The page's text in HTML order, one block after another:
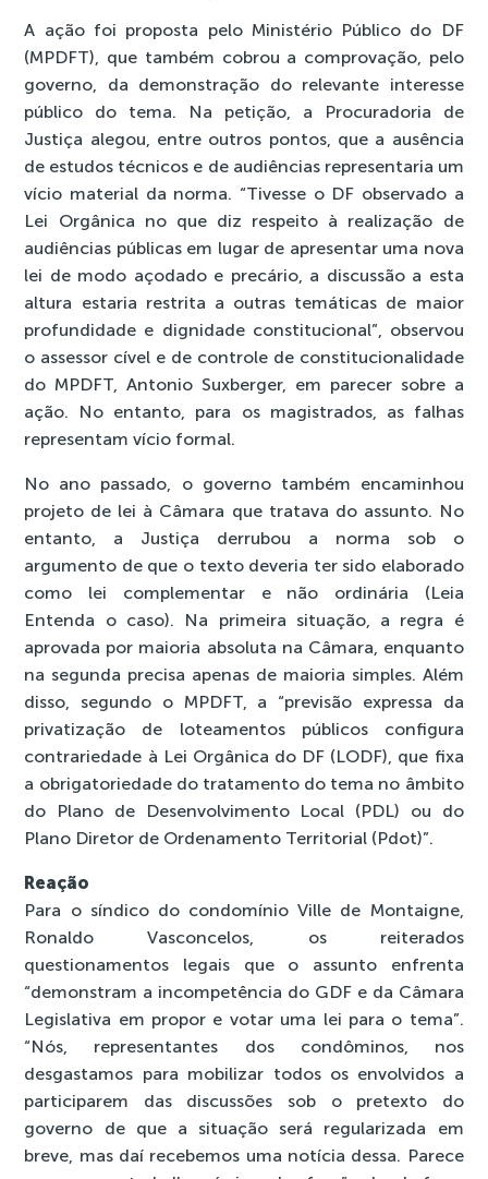
A ação foi proposta pelo Ministério Público do DF
(MPDFT), que também cobrou a comprovação, pelo
governo, da demonstração do relevante interesse
público do tema. Na petição, a Procuradoria de
Justiça alegou, entre outros pontos, que a ausência
de estudos técnicos e de audiências representaria um
vício material da norma. “Tivesse o DF observado a
Lei Orgânica no que diz respeito à realização de
audiências públicas em lugar de apresentar uma nova
lei de modo açodado e precário, a discussão a esta
altura estaria restrita a outras temáticas de maior
profundidade e dignidade constitucional”, observou
o assessor cível e de controle de constitucionalidade
do MPDFT, Antonio Suxberger, em parecer sobre a
ação. No entanto, para os magistrados, as falhas
representam vício formal.
No ano passado, o governo também encaminhou
projeto de lei à Câmara que tratava do assunto. No
entanto, a Justiça derrubou a norma sob o
argumento de que o texto deveria ter sido elaborado
como lei complementar e não ordinária (Leia
Entenda o caso). Na primeira situação, a regra é
aprovada por maioria absoluta na Câmara, enquanto
na segunda precisa apenas de maioria simples. Além
disso, segundo o MPDFT, a “previsão expressa da
privatização de loteamentos públicos configura
contrariedade à Lei Orgânica do DF (LODF), que fixa
a obrigatoriedade do tratamento do tema no âmbito
do Plano de Desenvolvimento Local (PDL) ou do
Plano Diretor de Ordenamento Territorial (Pdot)”.
Reação
Para o síndico do condomínio Ville de Montaigne,
Ronaldo Vasconcelos, os reiterados
questionamentos legais que o assunto enfrenta
“demonstram a incompetência do GDF e da Câmara
Legislativa em propor e votar uma lei para o tema”.
“Nós, representantes dos condôminos, nos
desgastamos para mobilizar todos os envolvidos a
participarem das discussões sob o pretexto do
governo de que a situação será regularizada em
breve, mas daí recebemos uma notícia dessa. Parece